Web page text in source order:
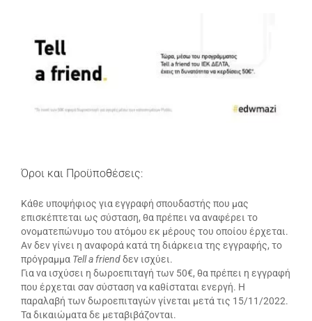
Όροι και Προϋποθέσεις:
Κάθε υποψήφιος για εγγραφή σπουδαστής που μας
επισκέπτεται ως σύσταση, θα πρέπει να αναφέρει το
ονοματεπώνυμο του ατόμου εκ μέρους του οποίου έρχεται.
Αν δεν γίνει η αναφορά κατά τη διάρκεια της εγγραφής, το
πρόγραμμα Tell a friendδεν ισχύει.
Για να ισχύσει η δωροεπιταγή των 50€, θα πρέπει η εγγραφή
που έρχεται σαν σύσταση να καθίσταται ενεργή. Η
παραλαβή των δωροεπιταγών γίνεται μετά τις 15/11/2022.
Τα δικαιώματα δε μεταβιβάζονται.